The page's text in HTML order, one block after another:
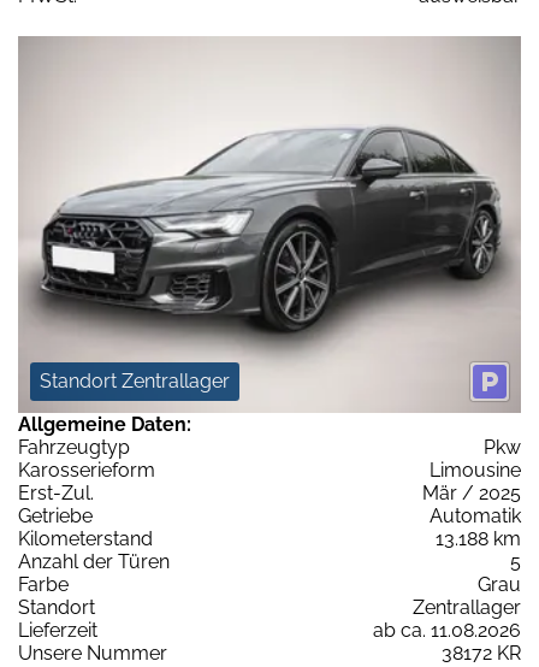
Standort Zentrallager
Allgemeine Daten:
Fahrzeugtyp
Pkw
Karosserieform
Limousine
Erst-Zul.
Mär / 2025
Getriebe
Automatik
Kilometerstand
13.188 km
Anzahl der Türen
5
Farbe
Grau
Standort
Zentrallager
Lieferzeit
ab ca. 11.08.2026
Unsere Nummer
38172 KR